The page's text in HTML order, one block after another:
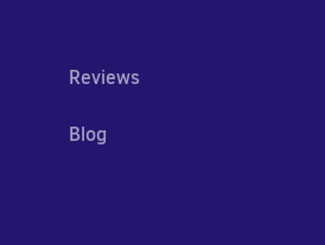
Reviews
Blog